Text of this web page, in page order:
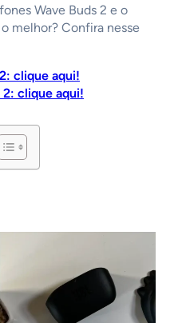
Wave Buds 2 e o
melhor? Confira nesse
clique aqui!
clique aqui!